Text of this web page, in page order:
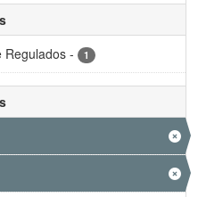
Regulados - 1